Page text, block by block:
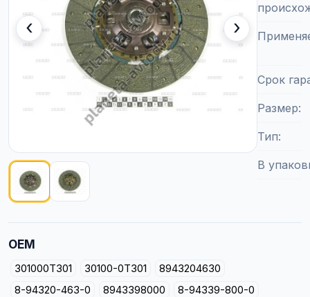
‹ ›
Срок
Размер
Тип
В
OEM
301000T301 30100-0T301
8943204630
8-94320-463-0
8943398000
8-94339-800-0